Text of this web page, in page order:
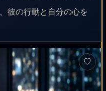
彼の行動と自分の心を
♡